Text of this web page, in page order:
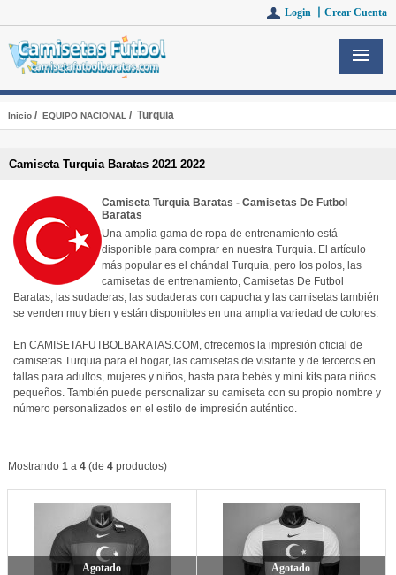
Login 丨 Crear Cuenta
Inicio/ EQUIPO NACIONAL / Turquia
Camiseta Turquia Baratas 2021 2022
Camiseta Turquia Baratas - Camisetas De Futbol
Baratas
Una amplia gama de ropa de entrenamiento está
disponible para comprar en nuestra Turquia. El artículo
más popular es el chándal Turquia, pero los polos, las
camisetas de entrenamiento, Camisetas De Futbol
Baratas, las sudaderas, las sudaderas con capucha y las camisetas también
se venden muy bien y están disponibles en una amplia variedad de colores.
En CAMISETAFUTBOLBARATAS.COM, ofrecemos la impresión oficial de
camisetas Turquia para el hogar, las camisetas de visitante y de terceros en
tallas para adultos, mujeres y niños, hasta para bebés y mini kits para niños
pequeños. También puede personalizar su camiseta con su propio nombre y
número personalizados en el estilo de impresión auténtico.
Mostrando 1a 4(de 4productos)
Agotado Agotado